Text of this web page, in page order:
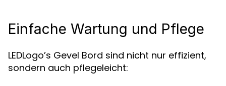
Einfache Wartung und Pflege
LEDLogo’s Gevel Bord sind nicht nur effizient,
sondern auch pflegeleicht: